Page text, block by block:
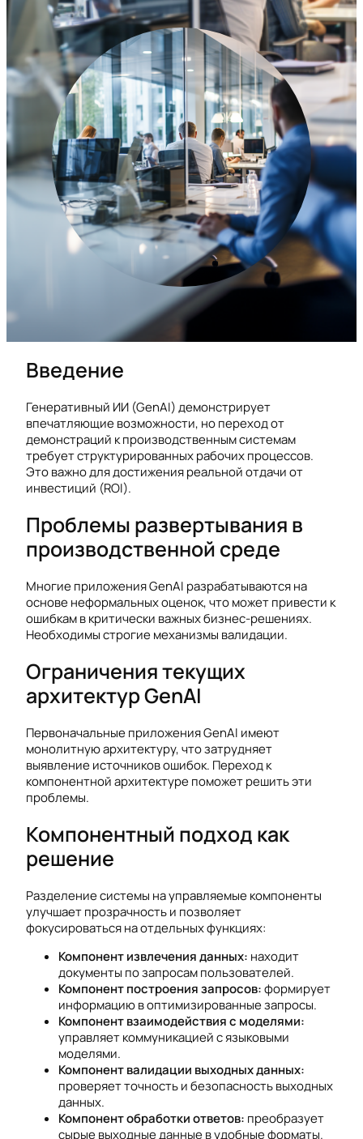
Введение
Генеративный ИИ (GenAI) демонстрирует
впечатляющие возможности, но переход от
демонстраций к производственным системам
требует структурированных рабочих процессов.
Это важно для достижения реальной отдачи от
инвестиций (ROI).
Проблемы развертывания в
производственной среде
Многие приложения GenAI разрабатываются на
основе неформальных оценок, что может привести к
ошибкам в критически важных бизнес-решениях.
Необходимы строгие механизмы валидации.
Ограничения текущих
архитектур GenAI
Первоначальные приложения GenAI имеют
монолитную архитектуру, что затрудняет
выявление источников ошибок. Переход к
компонентной архитектуре поможет решить эти
проблемы.
Компонентный подход как
решение
Разделение системы на управляемые компоненты
улучшает прозрачность и позволяет
фокусироваться на отдельных функциях:
Компонент извлечения данных: находит
документы по запросам пользователей.
Компонент построения запросов:формирует
информацию в оптимизированные запросы.
Компонент взаимодействия с моделями:
управляет коммуникацией с языковыми
моделями.
Компонент валидации выходных данных:
проверяет точность и безопасность выходных
данных.
Компонент обработки ответов: преобразует
сырые выходные данные в удобные форматы.